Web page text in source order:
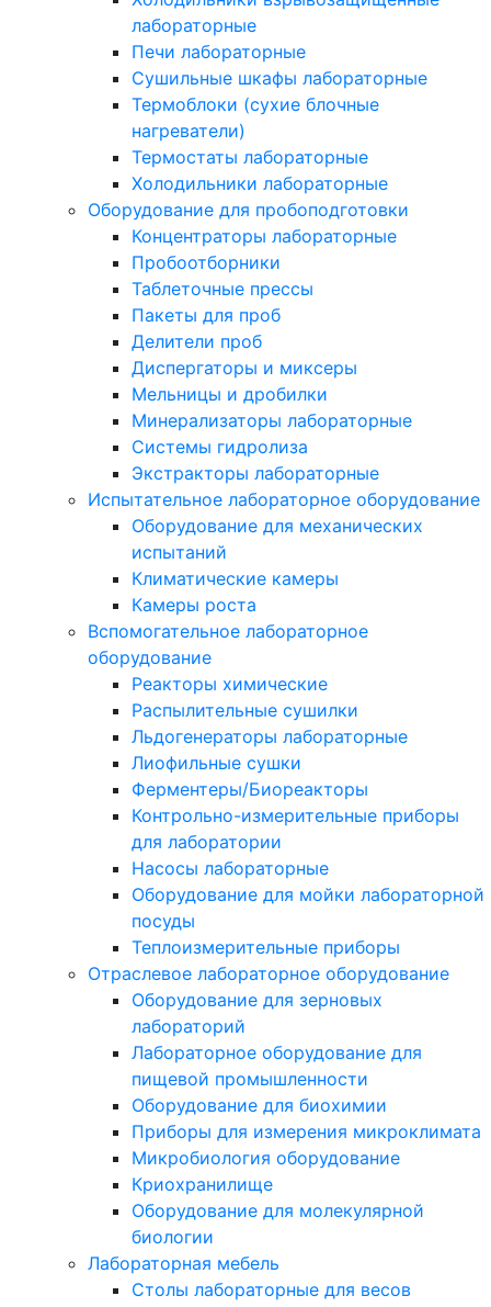
лабораторные
Печи лабораторные
Сушильные шкафы лабораторные
Термоблоки (сухие блочные
нагреватели)
Термостаты лабораторные
Холодильники лабораторные
Оборудование для пробоподготовки
Концентраторы лабораторные
Пробоотборники
Таблеточные прессы
Пакеты для проб
Делители проб
Диспергаторы и миксеры
Мельницы и дробилки
Минерализаторы лабораторные
Системы гидролиза
Экстракторы лабораторные
Испытательное лабораторное оборудование
Оборудование для механических
испытаний
Климатические камеры
Камеры роста
Вспомогательное лабораторное
оборудование
Реакторы химические
Распылительные сушилки
Льдогенераторы лабораторные
Лиофильные сушки
Ферментеры/Биореакторы
Контрольно-измерительные приборы
для лаборатории
Насосы лабораторные
Оборудование для мойки лабораторной
посуды
Теплоизмерительные приборы
Отраслевое лабораторное оборудование
Оборудование для зерновых
лабораторий
Лабораторное оборудование для
пищевой промышленности
Оборудование для биохимии
Приборы для измерения микроклимата
Микробиология оборудование
Криохранилище
Оборудование для молекулярной
биологии
Лабораторная мебель
Столы лабораторные для весов